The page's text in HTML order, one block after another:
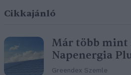
Cikkajánló
Már több mint
Napenergia
Greendex Szemle